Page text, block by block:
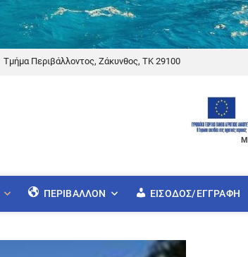
Τμήμα Περιβάλλοντος, Ζάκυνθος, ΤΚ 29100
ΠΕΡΙΒΆΛΛΟΝ ΕΊΣΟΔΟΣ/ΕΓΓΡΑΦΉ